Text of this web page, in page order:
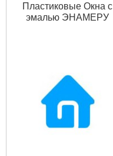
Пластиковые Окна с
эмалью ЭНАМЕРУ